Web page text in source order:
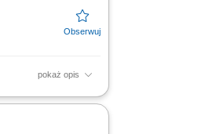
pokaż opis